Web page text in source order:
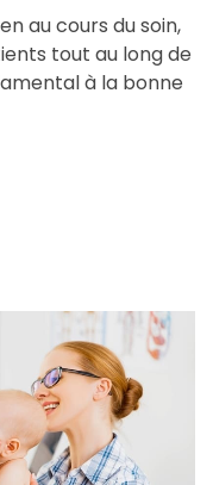
au cours du soin,
tout au long de
à la bonne